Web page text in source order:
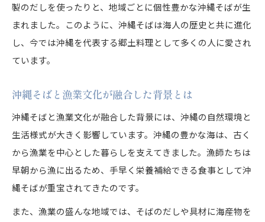
製のだしを使ったりと、地域ごとに個性豊かな沖縄そばが生
まれました。このように、沖縄そばは海人の歴史と共に進化
し、今では沖縄を代表する郷土料理として多くの人に愛され
ています。
沖縄そばと漁業文化が融合した背景とは
沖縄そばと漁業文化が融合した背景には、沖縄の自然環境と
生活様式が大きく影響しています。沖縄の豊かな海は、古く
から漁業を中心とした暮らしを支えてきました。漁師たちは
早朝から漁に出るため、手早く栄養補給できる食事として沖
縄そばが重宝されてきたのです。
また、漁業の盛んな地域では、そばのだしや具材に海産物を